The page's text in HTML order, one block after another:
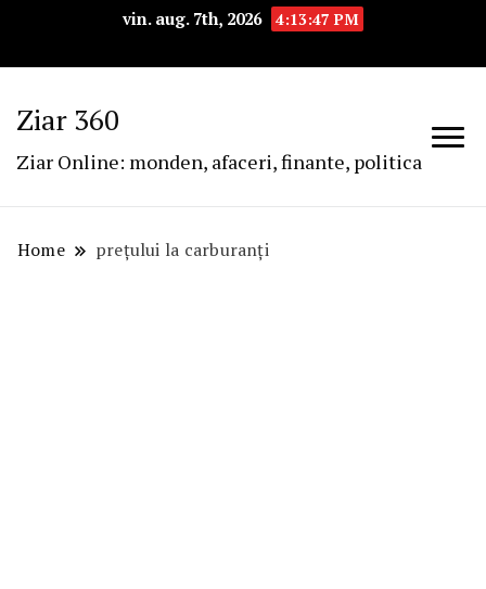
vin. aug. 7th, 2026 4:13:47 PM
Ziar 360
Ziar Online: monden, afaceri, finante, politica
Home prețului la carburanți